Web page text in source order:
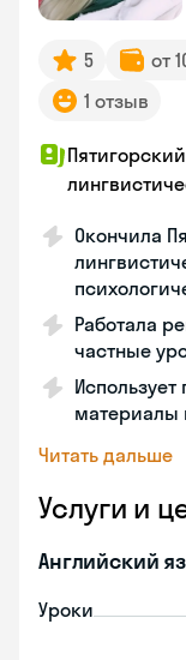
5 от
1 отзыв
Окончила
Работала
частные
материалы
Читать дальше
Услуги и
Английский
Уроки